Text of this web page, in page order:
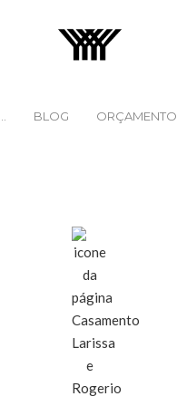
BLOG ORÇAMENTO